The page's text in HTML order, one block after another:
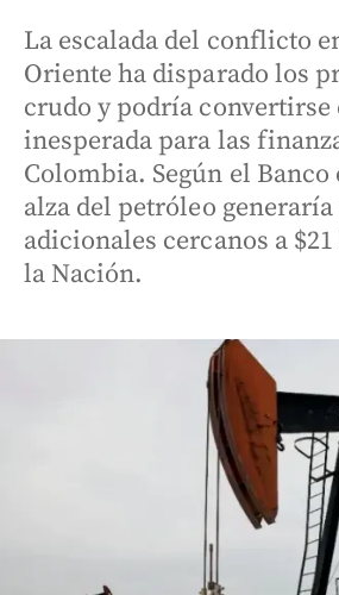
La escalada del conflicto
Oriente ha disparado los
crudo y podría convertirse
inesperada para las
Colombia. Según el Banco
alza del petróleo
adicionales cercanos a
la Nación.